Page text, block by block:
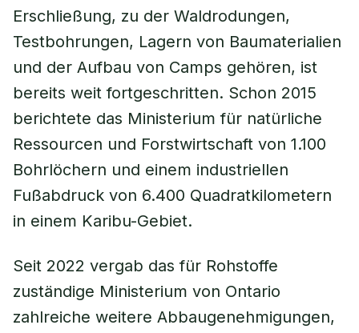
Erschließung, zu der Waldrodungen,
Testbohrungen, Lagern von Baumaterialien
und der Aufbau von Camps gehören, ist
bereits weit fortgeschritten. Schon 2015
berichtete das Ministerium für natürliche
Ressourcen und Forstwirtschaft von 1.100
Bohrlöchern und einem industriellen
Fußabdruck von 6.400 Quadratkilometern
in einem Karibu-Gebiet.
Seit 2022 vergab das für Rohstoffe
zuständige Ministerium von Ontario
zahlreiche weitere Abbaugenehmigungen,